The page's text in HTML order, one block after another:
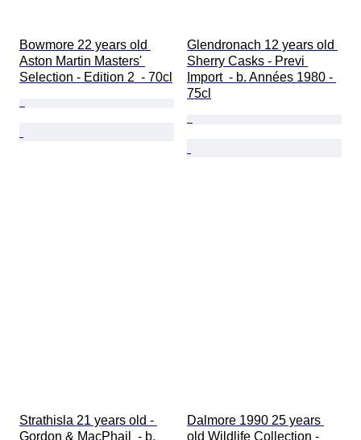
Bowmore 22 years old
Aston Martin Masters'
Selection - Edition 2  - 70cl
Glendronach 12 years old
Sherry Casks - Previ
Import  - b. Années 1980 -
75cl
Strathisla 21 years old -
Gordon & MacPhail  - b.
Dalmore 1990 25 years
old Wildlife Collection -